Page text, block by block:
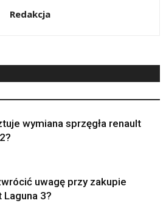
Redakcja
wymiana sprzęgła renault
uwagę przy zakupie
Laguna 3?